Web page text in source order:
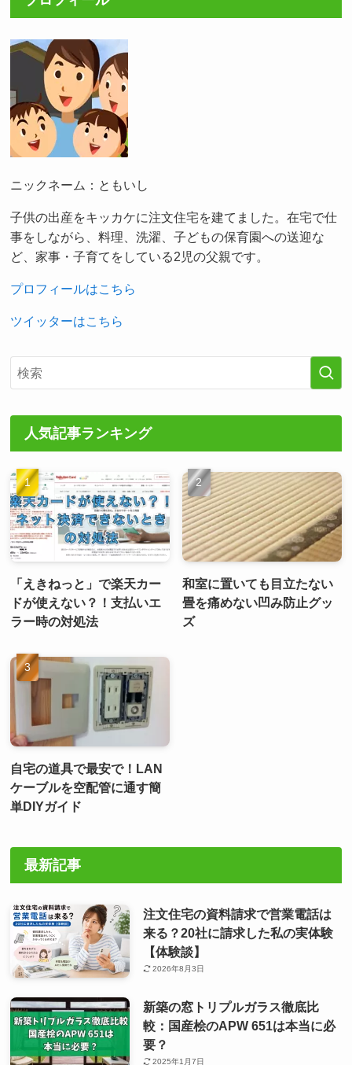
ニックネーム：ともいし
子供の出産をキッカケに注文住宅を建てました。在宅で仕
事をしながら、料理、洗濯、子どもの保育園への送迎な
ど、家事・子育てをしている2児の父親です。
プロフィールはこちら
ツイッターはこちら
人気記事ランキング
「えきねっと」で楽天カー
ドが使えない？！支払いエ
ラー時の対処法
和室に置いても目立たない
畳を痛めない凹み防止グッ
ズ
自宅の道具で最安で！LAN
ケーブルを空配管に通す簡
単DIYガイド
最新記事
注文住宅の資料請求で営業電話は
来る？20社に請求した私の実体験
【体験談】
2026年8月3日
新築の窓トリプルガラス徹底比
較：国産桧のAPW 651は本当に必
要？
2025年1月7日